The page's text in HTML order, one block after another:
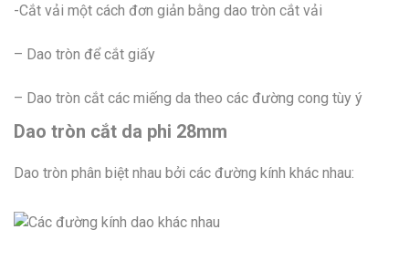
-Cắt vải một cách đơn giản bằng dao tròn cắt vải
– Dao tròn để cắt giấy
– Dao tròn cắt các miếng da theo các đường cong tùy ý
Dao tròn cắt da phi 28mm
Dao tròn phân biệt nhau bởi các đường kính khác nhau: